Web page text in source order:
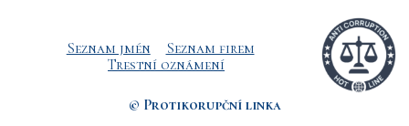
Seznam jmén
Seznam firem
Trestní oznámení
© Protikorupční linka